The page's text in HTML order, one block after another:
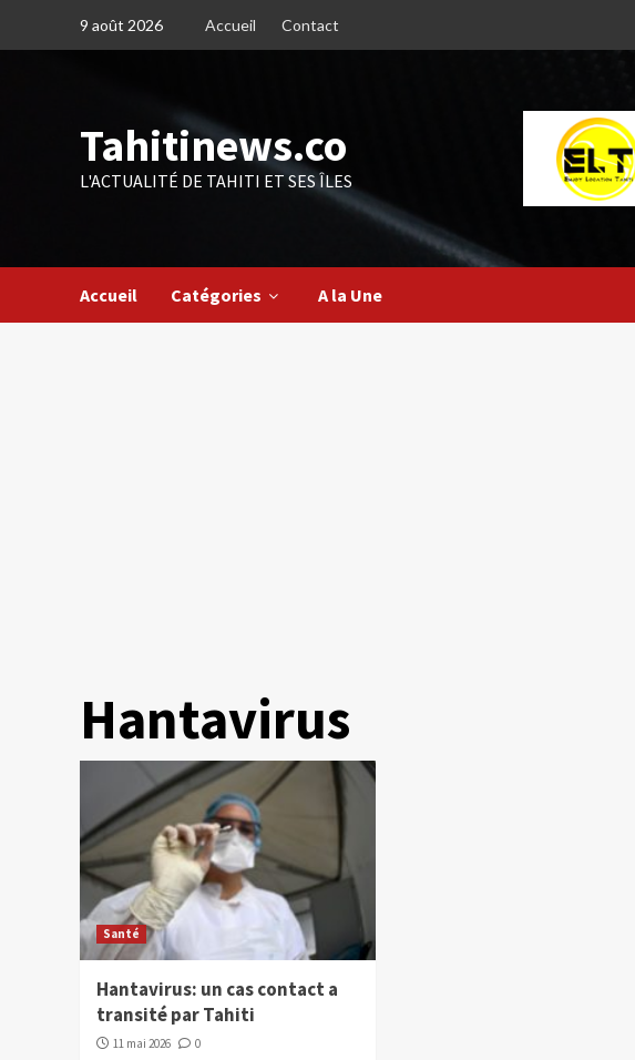
9 août 2026 Accueil Contact
Tahitinews.co
L'ACTUALITÉ DE TAHITI ET SES ÎLES
Accueil Catégories A la Une
Hantavirus
Santé
Hantavirus: un cas contact a
transité par Tahiti
11 mai 2026 0